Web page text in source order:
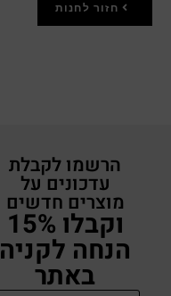
חזור לחנות
הרשמו לקבלת
עדכונים על
מוצרים חדשים
וקבלו 15%
הנחה לקניה
באתר